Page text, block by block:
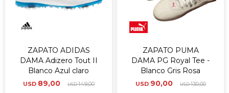
ZAPATO ADIDAS
DAMA Adizero Tout II
Blanco Azul claro
USD 89,00 USD149,00
ZAPATO PUMA
DAMA PG Royal Tee -
Blanco Gris Rosa
USD 90,00 USD130,00